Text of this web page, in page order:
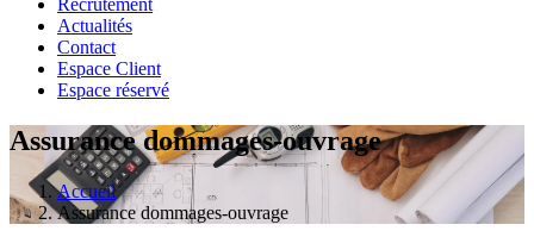
Recrutement
Actualités
Contact
Espace Client
Espace réservé
Assurance dommages-ouvrage
Accueil
Assurance dommages-ouvrage